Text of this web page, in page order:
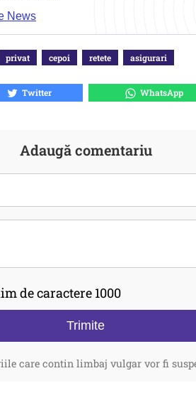
News
privat cepoi retete asigurari
Twitter WhatsApp
Adaugă comentariu
de caractere 1000
Trimite
care contin limbaj vulgar vor fi